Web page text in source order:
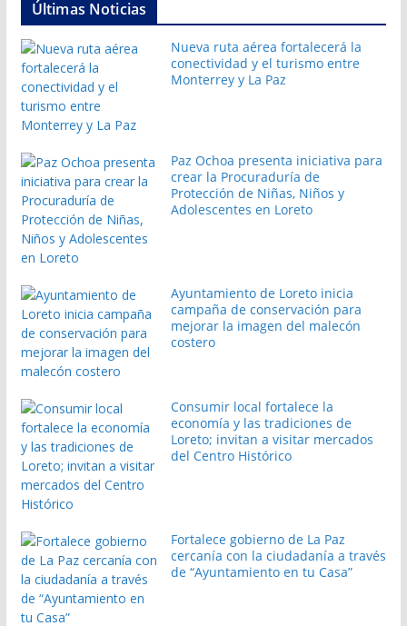
Últimas Noticias
Nueva ruta aérea fortalecerá la
conectividad y el turismo entre
Monterrey y La Paz
Paz Ochoa presenta iniciativa para
crear la Procuraduría de
Protección de Niñas, Niños y
Adolescentes en Loreto
Ayuntamiento de Loreto inicia
campaña de conservación para
mejorar la imagen del malecón
costero
Consumir local fortalece la
economía y las tradiciones de
Loreto; invitan a visitar mercados
del Centro Histórico
Fortalece gobierno de La Paz
cercanía con la ciudadanía a través
de “Ayuntamiento en tu Casa”